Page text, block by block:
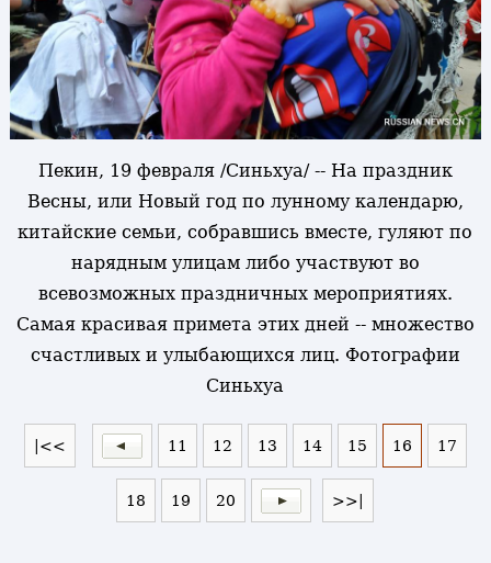
Пекин, 19 февраля /Синьхуа/ -- На праздник
Весны, или Новый год по лунному календарю,
китайские семьи, собравшись вместе, гуляют по
нарядным улицам либо участвуют во
всевозможных праздничных мероприятиях.
Самая красивая примета этих дней -- множество
счастливых и улыбающихся лиц. Фотографии
Синьхуа
|<< 11 12 13 14 15 16 17
18 19 20 >>|